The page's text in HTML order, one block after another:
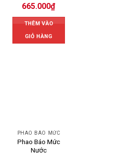
665.000₫
THÊM VÀO
GIỎ HÀNG
PHAO BÁO MỨC
Phao Báo Mức
Nước